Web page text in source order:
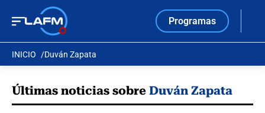
Programas
INICIO Duván Zapata
Últimas noticias sobre Duván Zapata